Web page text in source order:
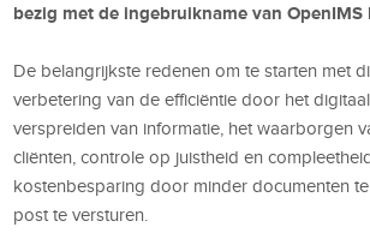
bezig met de ingebruikname van OpenIMS
De belangrijkste redenen om te starten met
verbetering van de efficiëntie door het
verspreiden van informatie, het waarborgen
cliënten, controle op juistheid en
kostenbesparing door minder documenten
post te versturen.